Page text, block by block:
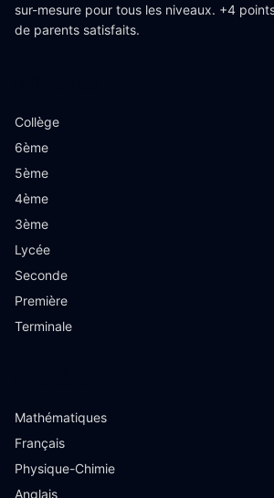
sur-mesure pour tous les niveaux. +4
de parents satisfaits.
Collège
6ème
5ème
4ème
3ème
Lycée
Seconde
Première
Terminale
Mathématiques
Français
Physique-Chimie
Anglais